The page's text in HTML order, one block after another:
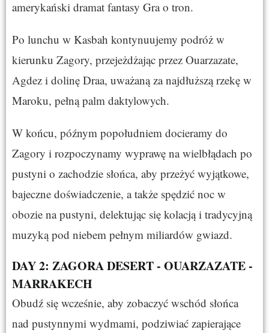
amerykański dramat fantasy Gra o tron.
Po lunchu w Kasbah kontynuujemy podróż w
kierunku Zagory, przejeżdżając przez Ouarzazate,
Agdez i dolinę Draa, uważaną za najdłuższą rzekę w
Maroku, pełną palm daktylowych.
W końcu, późnym popołudniem docieramy do
Zagory i rozpoczynamy wyprawę na wielbłądach po
pustyni o zachodzie słońca, aby przeżyć wyjątkowe,
bajeczne doświadczenie, a także spędzić noc w
obozie na pustyni, delektując się kolacją i tradycyjną
muzyką pod niebem pełnym miliardów gwiazd.
DAY 2: ZAGORA DESERT - OUARZAZATE -
MARRAKECH
Obudź się wcześnie, aby zobaczyć wschód słońca
nad pustynnymi wydmami, podziwiać zapierające